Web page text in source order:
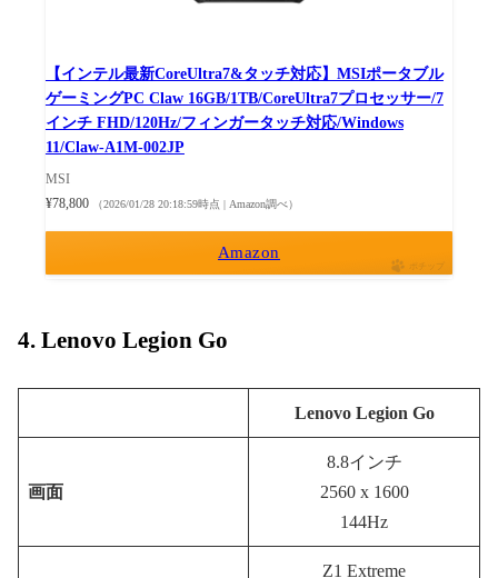
【インテル最新CoreUltra7&タッチ対応】MSIポータブル
ゲーミングPC Claw 16GB/1TB/CoreUltra7プロセッサー/7
インチ FHD/120Hz/フィンガータッチ対応/Windows
11/Claw-A1M-002JP
MSI
¥78,800
（2026/01/28 20:18:59時点 | Amazon調べ）
Amazon
ポチップ
4. Lenovo Legion Go
Lenovo Legion Go
画面
8.8インチ
2560 x 1600
144Hz
Z1 Extreme